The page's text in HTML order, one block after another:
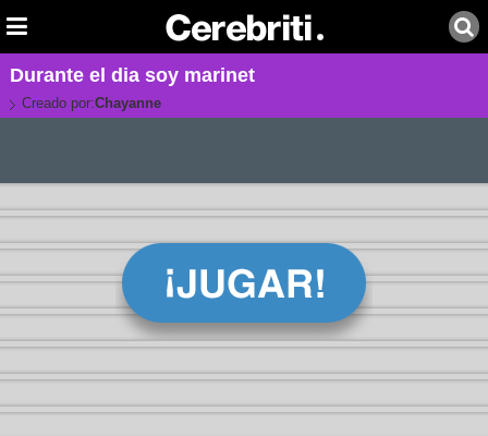
Durante el dia soy marinet
Creado por:Chayanne